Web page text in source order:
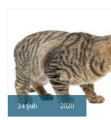
24Şub 2020